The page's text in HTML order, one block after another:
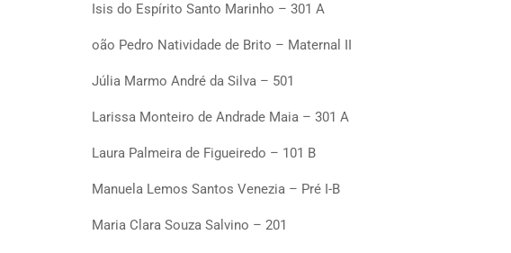
Isis do Espírito Santo Marinho – 301 A
oão Pedro Natividade de Brito – Maternal II
Júlia Marmo André da Silva – 501
Larissa Monteiro de Andrade Maia – 301 A
Laura Palmeira de Figueiredo – 101 B
Manuela Lemos Santos Venezia – Pré I-B
Maria Clara Souza Salvino – 201